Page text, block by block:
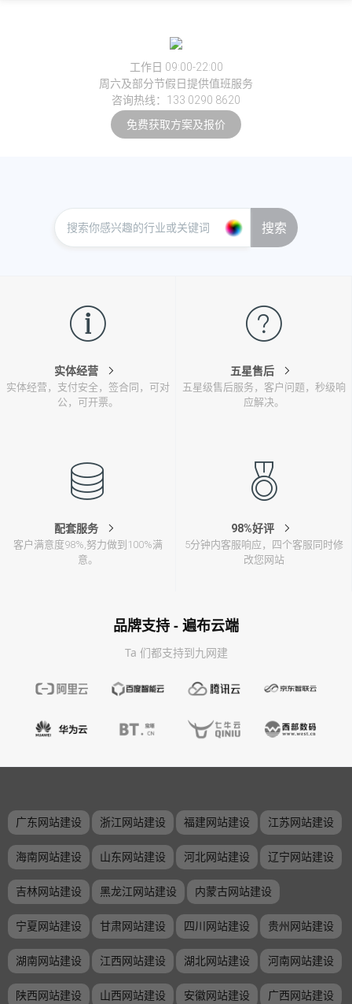
工作日 09:00-22:00
周六及部分节假日提供值班服务
咨询热线：133 0290 8620
免费获取方案及报价
搜索
实体经营
实体经营，支付安全，签合同，可对
公，可开票。
五星售后
五星级售后服务，客户问题，秒级响
应解决。
配套服务
客户满意度98%,努力做到100%满
意。
98%好评
5分钟内客服响应，四个客服同时修
改您网站
品牌支持 - 遍布云端
Ta 们都支持到九网建
广东网站建设 浙江网站建设 福建网站建设 江苏网站建设
海南网站建设 山东网站建设 河北网站建设 辽宁网站建设
吉林网站建设 黑龙江网站建设 内蒙古网站建设
宁夏网站建设 甘肃网站建设 四川网站建设 贵州网站建设
湖南网站建设 江西网站建设 湖北网站建设 河南网站建设
陕西网站建设 山西网站建设 安徽网站建设 广西网站建设